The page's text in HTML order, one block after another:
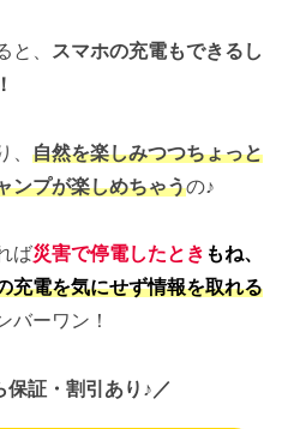
と、
スマホの充電もできるし
、 自然を楽しみつつちょっと
ンプが楽しめちゃうの♪
ば災害で停電したとき もね、
充電を気にせず情報を取れる
バーワン！
保証・割引あり♪／